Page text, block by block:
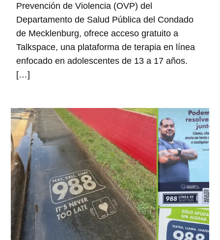
Prevención de Violencia (OVP) del
Departamento de Salud Pública del Condado
de Mecklenburg, ofrece acceso gratuito a
Talkspace, una plataforma de terapia en línea
enfocado en adolescentes de 13 a 17 años.
[…]